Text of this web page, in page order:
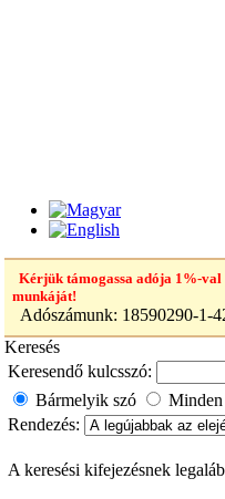
Kérjük támogassa adója 1%-
munkáját!
Adószámunk: 18590290-1-
Keresés
Keresendő kulcsszó:
Bármelyik szó
Minden
Rendezés:
A keresési kifejezésnek